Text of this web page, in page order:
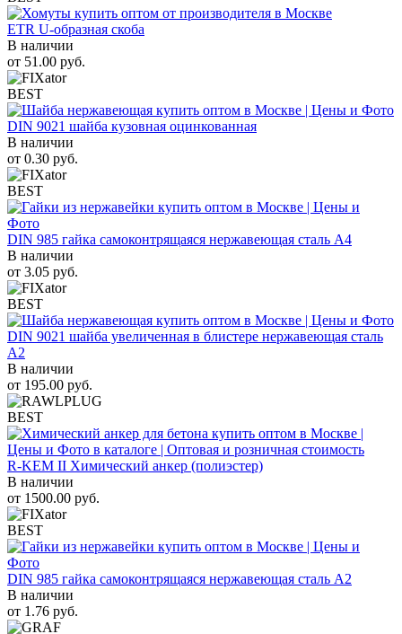
ETR U-образная скоба
В наличии
от 51.00 руб.
BEST
DIN 9021 шайба кузовная оцинкованная
В наличии
от 0.30 руб.
BEST
DIN 985 гайка самоконтрящаяся нержавеющая сталь A4
В наличии
от 3.05 руб.
BEST
DIN 9021 шайба увеличенная в блистере нержавеющая сталь
A2
В наличии
от 195.00 руб.
BEST
R-KEM II Химический анкер (полиэстер)
В наличии
от 1500.00 руб.
BEST
DIN 985 гайка самоконтрящаяся нержавеющая сталь A2
В наличии
от 1.76 руб.